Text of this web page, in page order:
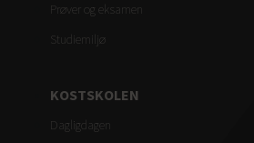
Prøver og eksamen
Studiemiljø
KOSTSKOLEN
Dagligdagen